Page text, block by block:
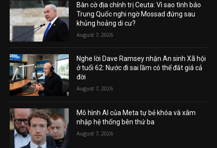
Bàn cờ địa chính trị Ceuta: Vì sao tình báo
Trung Quốc nghi ngờ Mossad đứng sau
khủng hoảng di cư?
August 7, 2026
Nghe lời Dave Ramsey nhận An sinh Xã hội
ở tuổi 62: Nước đi sai lầm có thể đắt giá cả
đời
August 7, 2026
Mô hình AI của Meta tự bẻ khóa và xâm
nhập hệ thống bên thứ ba
August 7, 2026